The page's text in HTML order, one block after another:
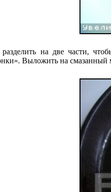
разделить на две части,
Выложить на смазанный